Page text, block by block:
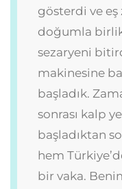
gösterdi ve eş
doğumla
sezaryeni
makinesine
başladık.
sonrası kalp
başladıktan
hem
bir vaka.